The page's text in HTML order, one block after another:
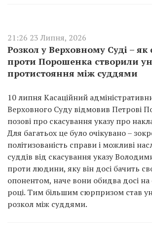
21:26 23 Липня, 2026
Розкол у Верховному Суді – як
проти Порошенка створили
протистояння між суддями
10 липня Касаційний
Верховного Суду відмовив Петрові
позові про скасування указу про
Для багатьох це було очікувано –
політизованість справи і можливі
суддів від скасування указу
проти людини, яку він досі бачить
опонентом, наче вони обидва досі на
році. Тим більшим сюрпризом став
розкол між суддями.